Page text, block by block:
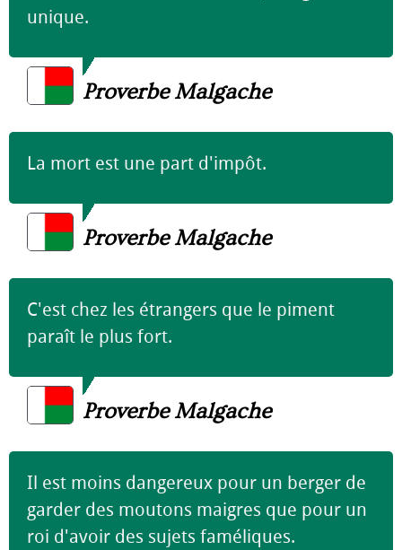
unique.
Proverbe Malgache
La mort est une part d'impôt.
Proverbe Malgache
C'est chez les étrangers que le piment
paraît le plus fort.
Proverbe Malgache
Il est moins dangereux pour un berger de
garder des moutons maigres que pour un
roi d'avoir des sujets faméliques.